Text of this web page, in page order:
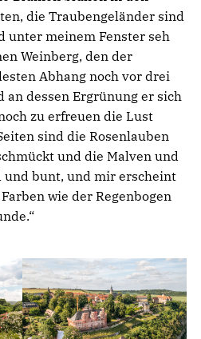
die Traubengeländer sind
unter meinem Fenster seh
Weinberg, den der
Abhang noch vor drei
an dessen Ergrünung er sich
zu erfreuen die Lust
sind die Rosenlauben
und die Malven und
und bunt, und mir erscheint
wie der Regenbogen